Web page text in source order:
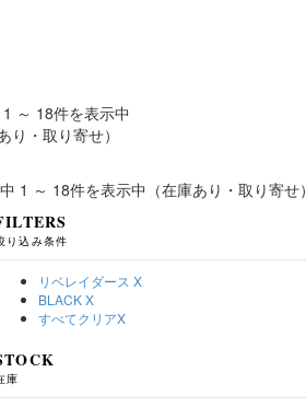
～ 18件を表示中
り・取り寄せ）
1 ～ 18件を表示中（在庫あり・取り寄せ）
り込み条件
リベレイダース X
BLACKX
すべてクリアX
庫